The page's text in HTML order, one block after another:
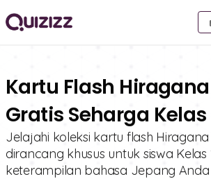
Kartu Flash
Gratis Seharga Kelas
Jelajahi koleksi kartu flash
dirancang khusus untuk siswa Kelas
keterampilan bahasa Jepang Anda